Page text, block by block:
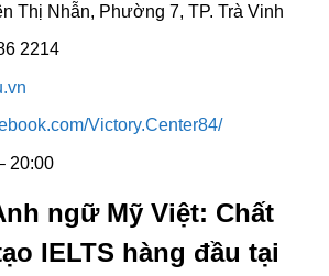
Thị Nhẫn, Phường 7, TP. Trà Vinh
2214
Victory.Center84/
20:00
ngữ Mỹ Việt: Chất
IELTS hàng đầu tại